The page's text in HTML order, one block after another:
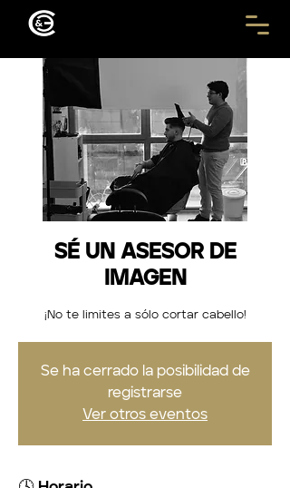
SÉ UN ASESOR DE
IMAGEN
¡No te limites a sólo cortar cabello!
Se ha cerrado la posibilidad de
registrarse
Ver otros eventos